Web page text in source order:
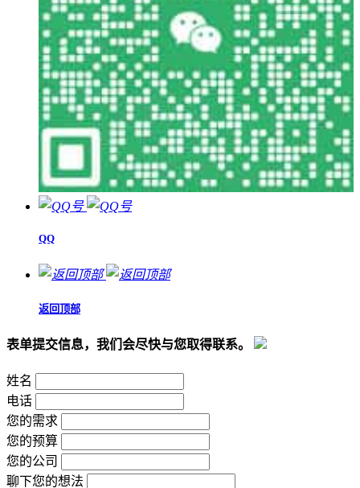
QQ
返回顶部
表单提交信息，我们会尽快与您取得联系。
姓名
电话
您的需求
您的预算
您的公司
聊下您的想法